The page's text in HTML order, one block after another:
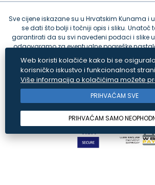
Sve cijene iskazane su u Hrvatskim Kunama i
se dati što bolji i točniji opis i sliku. Unatoč
garantirati da su svi navedeni podaci i slike
odgovaramo za eventualne pogreške
greške prilikom štampanja te
Web koristi kolačiće kako bi se
korisničko iskustvo i funkcionalnost
Više informacija o kolačićima možete
PRIHVAĆAM SVE
PRIHVAĆAM SAMO